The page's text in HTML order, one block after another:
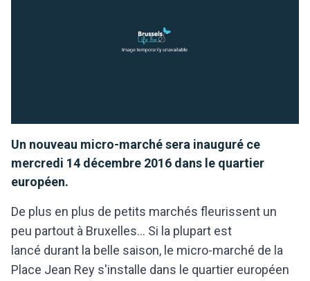
Un nouveau micro-marché sera inauguré ce
mercredi 14 décembre 2016 dans le quartier
européen.
De plus en plus de petits marchés fleurissent un
peu partout à Bruxelles... Si la plupart est
lancé durant la belle saison, le micro-marché de la
Place Jean Rey s'installe dans le quartier européen